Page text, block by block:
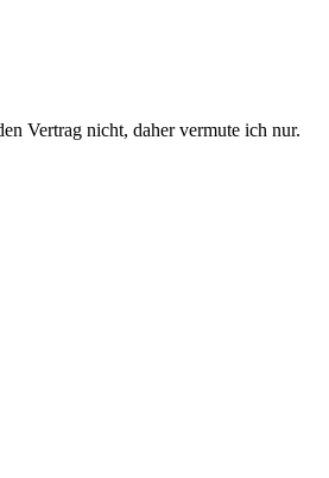
Vertrag nicht, daher vermute ich nur.